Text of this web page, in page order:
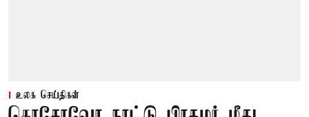
உலக செய்திகள்